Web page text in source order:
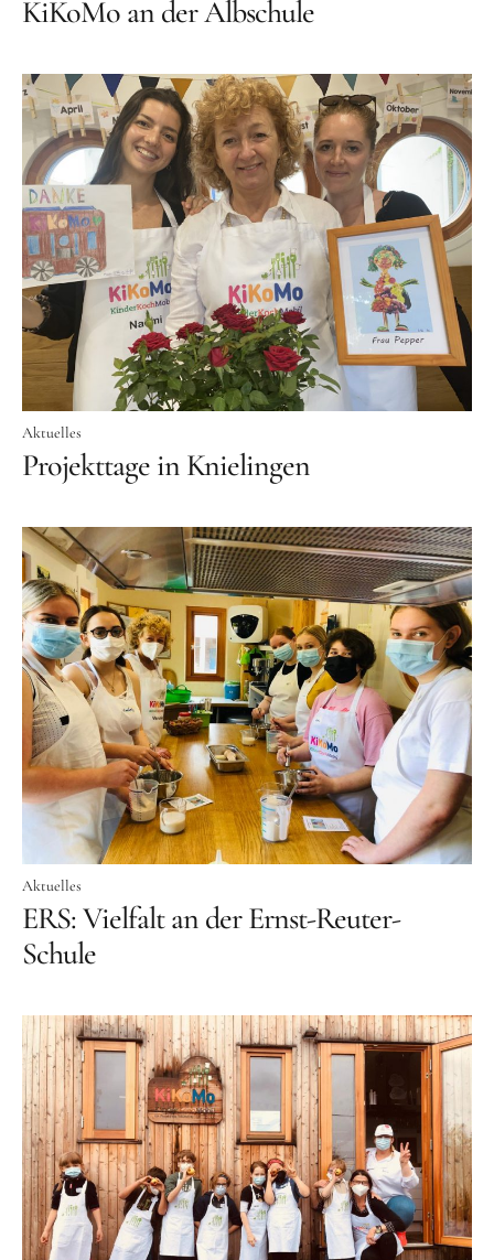
KiKoMo an der Albschule
Aktuelles
Projekttage in Knielingen
Aktuelles
ERS: Vielfalt an der Ernst-Reuter-
Schule